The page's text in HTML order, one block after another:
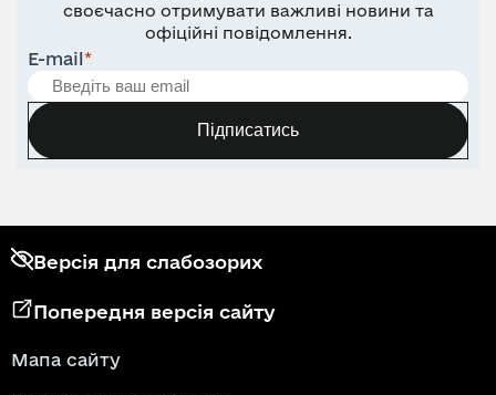
своєчасно отримувати важливі новини та
офіційні повідомлення.
E-mail*
Підписатись
Версія для слабозорих
Попередня версія сайту
Мапа сайту